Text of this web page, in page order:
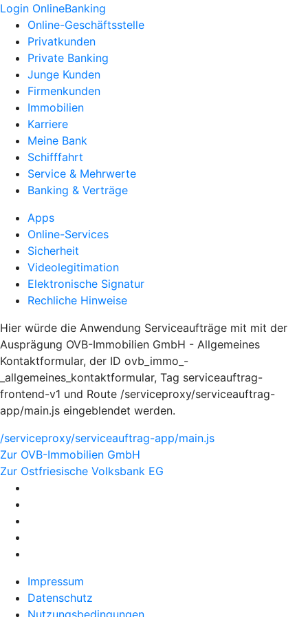
Login OnlineBanking
Online-Geschäftsstelle
Privatkunden
Private Banking
Junge Kunden
Firmenkunden
Immobilien
Karriere
Meine Bank
Schifffahrt
Service & Mehrwerte
Banking & Verträge
Apps
Online-Services
Sicherheit
Videolegitimation
Elektronische Signatur
Rechliche Hinweise
Hier würde die Anwendung Serviceaufträge mit mit der
Ausprägung OVB-Immobilien GmbH - Allgemeines
Kontaktformular, der ID ovb_immo_-
_allgemeines_kontaktformular, Tag serviceauftrag-
frontend-v1 und Route /serviceproxy/serviceauftrag-
app/main.js eingeblendet werden.
/serviceproxy/serviceauftrag-app/main.js
Zur OVB-Immobilien GmbH
Zur Ostfriesische Volksbank EG
Impressum
Datenschutz
Nutzungsbedingungen